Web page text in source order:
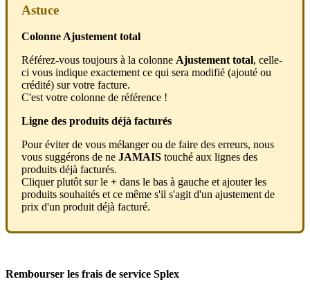
Astuce
ColonneAjustement total
Référez-vous toujours à la colonne Ajustement total, celle-
ci vous indique exactement ce qui sera modifié (ajouté ou
crédité) sur votre facture.
C'est votre colonne de référence !
Ligne des produits déjà facturés
Pour éviter de vous mélanger ou de faire des erreurs, nous
vous suggérons de ne JAMAIS touché aux lignes des
produits déjà facturés.
Cliquer plutôt sur le + dans le bas à gauche et ajouter les
produits souhaités et ce même s'il s'agit d'un ajustement de
prix d'un produit déjà facturé.
Rembourser les frais de service Splex